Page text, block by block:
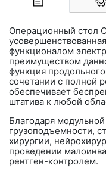
Операционный стол
функционалом
преимуществом
функция
сочетании с полной
обеспечивает
штатива к любой
Благодаря
грузоподъемности,
хирургии,
проведении
рентген-контролем.